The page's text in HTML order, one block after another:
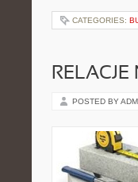
CATEGORIES:
POSTED BY